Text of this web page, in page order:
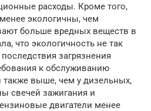
расходы. Кроме того,
экологичны, чем
больше вредных веществ в
что экологичность не так
загрязнения
к обслуживанию
также выше, чем у дизельных,
свечей зажигания и
двигатели менее